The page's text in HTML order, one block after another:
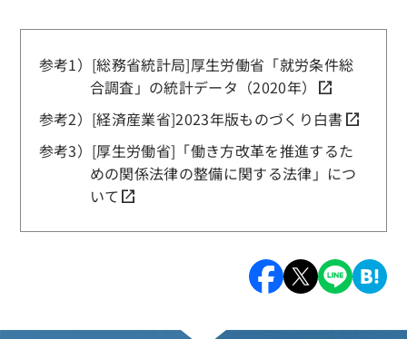
参考1） [総務省統計局]厚生労働省「就労条件総
合調査」の統計データ（2020年）
参考2） [経済産業省]2023年版ものづくり白書
参考3） [厚生労働省]「働き方改革を推進するた
めの関係法律の整備に関する法律」につ
いて